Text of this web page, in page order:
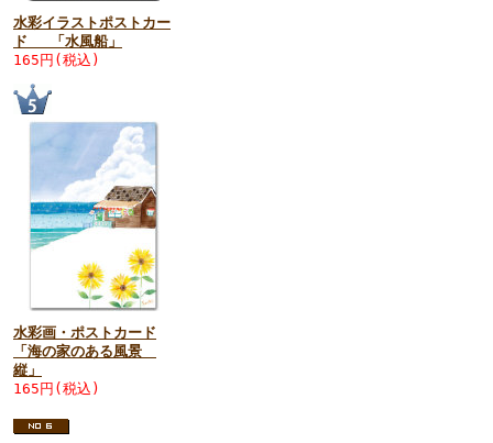
水彩イラストポストカー
ド 「水風船」
165円(税込)
水彩画・ポストカード
「海の家のある風景
縦」
165円(税込)